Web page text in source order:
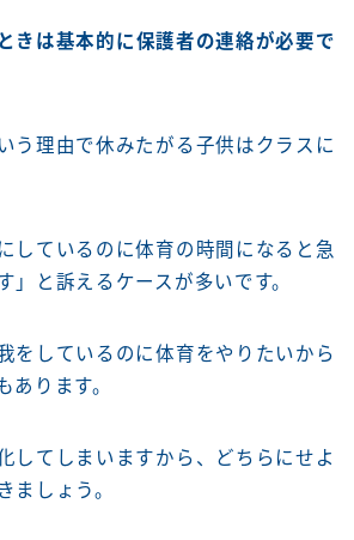
きは基本的に保護者の連絡が必要で
う理由で休みたがる子供はクラスに
しているのに体育の時間になると急
」と訴えるケースが多いです。
をしているのに体育をやりたいから
あります。
してしまいますから、どちらにせよ
ましょう。